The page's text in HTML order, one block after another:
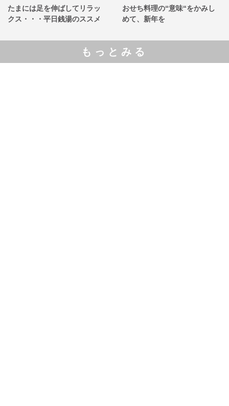
たまには足を伸ばしてリラッ
クス・・・平日銭湯のススメ
おせち料理の“意味“をかみし
めて、新年を
もっとみる